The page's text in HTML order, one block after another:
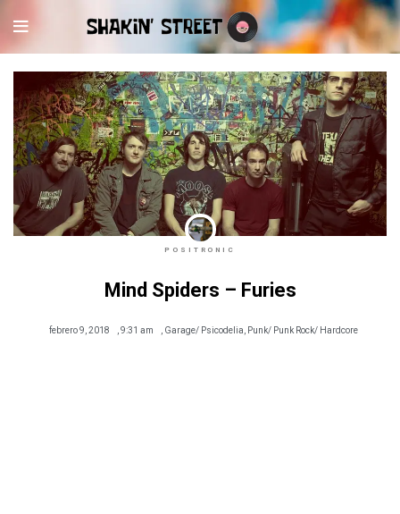
POSITRONIC
Mind Spiders – Furies
febrero 9, 2018 9:31 am Garage/ Psicodelia Punk/ Punk Rock/ Hardcore